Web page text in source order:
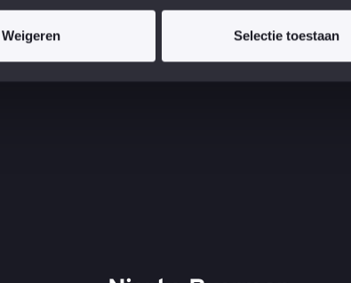
Weigeren Selectie toestaan